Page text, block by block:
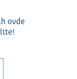
ovde